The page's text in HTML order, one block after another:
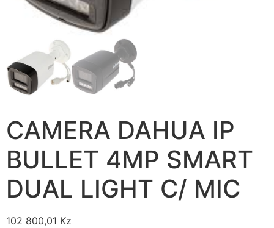
CAMERA DAHUA IP
BULLET 4MP SMART
DUAL LIGHT C/ MIC
102 800,01 Kz